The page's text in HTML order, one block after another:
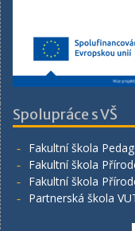
Spolupráce s VŠ
Fakultní škola
Fakultní škola
Fakultní škola
Partnerská škola